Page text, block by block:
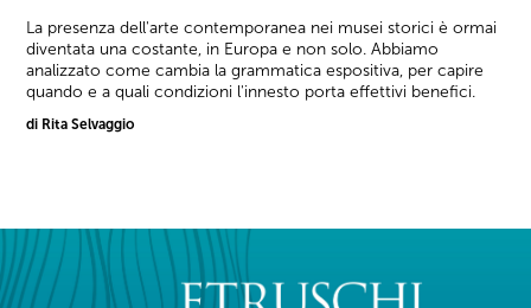
La presenza dell'arte contemporanea nei musei storici è ormai
diventata una costante, in Europa e non solo. Abbiamo
analizzato come cambia la grammatica espositiva, per capire
quando e a quali condizioni l'innesto porta effettivi benefici.
di Rita Selvaggio